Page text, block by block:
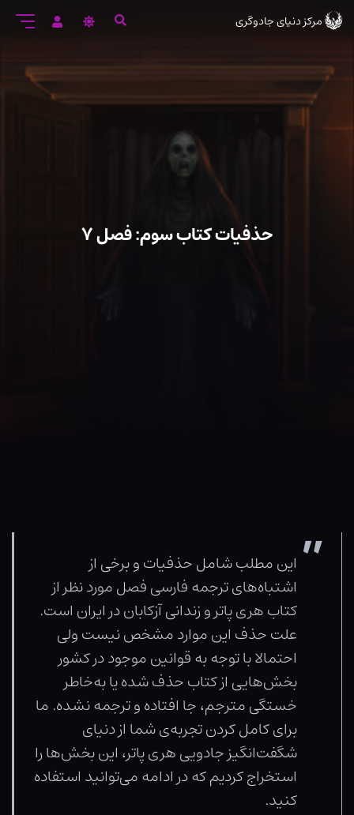
ورود
اصلی
مرکز دنیای جادوگری
حذفیات کتاب سوم: فصل ۷
این مطلب شامل حذفیات و برخی از
اشتباه‌های ترجمه فارسی فصل مورد نظر از
کتاب هری پاتر و زندانی آزکابان در ایران است.
علت حذف این موارد مشخص نیست ولی
احتمالا با توجه به قوانین موجود در کشور
بخش‌هایی از کتاب حذف شده یا به‌خاطر
خستگی مترجم، جا افتاده و ترجمه نشده. ما
برای کامل کردن تجربه‌ی شما از دنیای
شگفت‌انگیز جادویی هری پاتر، این بخش‌ها را
استخراج کردیم که در ادامه می‌توانید استفاده
کنید.